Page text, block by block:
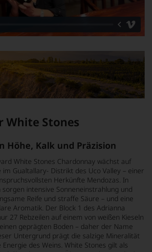
White Stones
Höhe, Kalk und Präzision
White Stones Chardonnay wächst auf
im Gualtallary- Distrikt des Uco Valley – einer
Herkünfte Mendozas. In
sorgen intensive Sonneneinstrahlung und
Reife und straffe Säure – und eine
Aromatik. Der Block 1 des Adrianna
27 Rebzeilen auf einem von weißen Kieseln
geprägten Boden – daher der Name
Untergrund prägt die salzige Mineralität
des Weins. White Stones gilt als